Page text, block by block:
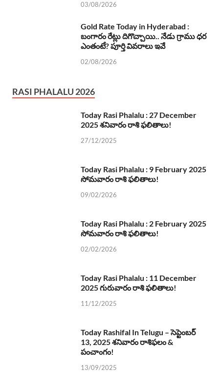
03/08/2026
Gold Rate Today in Hyderabad :
బంగారం రేట్లు దిగొచ్చాయి.. నేడు గ్రాము ధర
ఎంతంటే? పూర్తి వివరాలు ఇవే
02/08/2026
RASI PHALALU 2026
Today Rasi Phalalu : 27 December
2025 శనివారం రాశి ఫలితాలు!
27/12/2025
Today Rasi Phalalu : 9 February 2025
సోమవారం రాశి ఫలితాలు!
09/02/2026
Today Rasi Phalalu : 2 February 2025
సోమవారం రాశి ఫలితాలు!
02/02/2026
Today Rasi Phalalu : 11 December
2025 గురువారం రాశి ఫలితాలు!
11/12/2025
Today Rashifal In Telugu – సెప్టెంబర్
13, 2025 శనివారం రాశిఫలం &
పంచాంగం!
13/09/2025